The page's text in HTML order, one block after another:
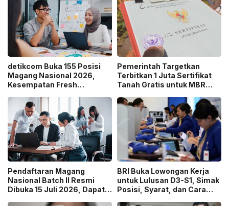
detikcom Buka 155 Posisi
Magang Nasional 2026,
Kesempatan Fresh
Media Digital!
Pemerintah Targetkan
Terbitkan 1 Juta Sertifikat
Tanah Gratis untuk MBR
Pendaftaran Magang
Nasional Batch II Resmi
Dibuka 15 Juli 2026, Dapat
BRI Buka Lowongan Kerja
untuk Lulusan D3-S1, Simak
Posisi, Syarat, dan Cara